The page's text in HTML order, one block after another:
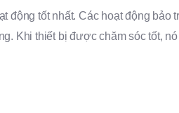
tốt nhất. Các hoạt động bảo
Khi thiết bị được chăm sóc tốt,